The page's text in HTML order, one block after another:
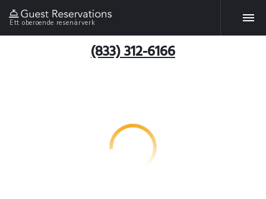
Ett oberoende resenärverk
(833) 312-6166